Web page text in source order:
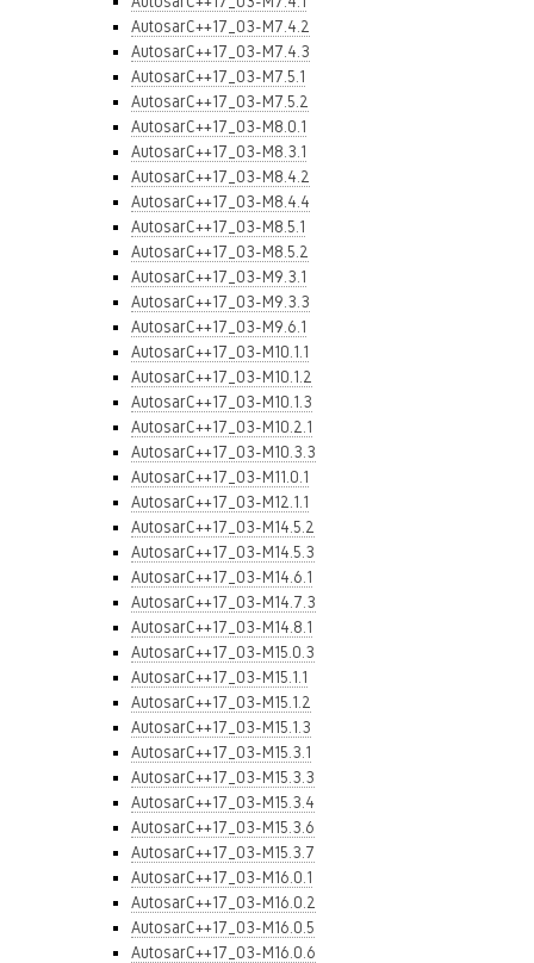
AutosarC++17_03-M7.4.2
AutosarC++17_03-M7.4.3
AutosarC++17_03-M7.5.1
AutosarC++17_03-M7.5.2
AutosarC++17_03-M8.0.1
AutosarC++17_03-M8.3.1
AutosarC++17_03-M8.4.2
AutosarC++17_03-M8.4.4
AutosarC++17_03-M8.5.1
AutosarC++17_03-M8.5.2
AutosarC++17_03-M9.3.1
AutosarC++17_03-M9.3.3
AutosarC++17_03-M9.6.1
AutosarC++17_03-M10.1.1
AutosarC++17_03-M10.1.2
AutosarC++17_03-M10.1.3
AutosarC++17_03-M10.2.1
AutosarC++17_03-M10.3.3
AutosarC++17_03-M11.0.1
AutosarC++17_03-M12.1.1
AutosarC++17_03-M14.5.2
AutosarC++17_03-M14.5.3
AutosarC++17_03-M14.6.1
AutosarC++17_03-M14.7.3
AutosarC++17_03-M14.8.1
AutosarC++17_03-M15.0.3
AutosarC++17_03-M15.1.1
AutosarC++17_03-M15.1.2
AutosarC++17_03-M15.1.3
AutosarC++17_03-M15.3.1
AutosarC++17_03-M15.3.3
AutosarC++17_03-M15.3.4
AutosarC++17_03-M15.3.6
AutosarC++17_03-M15.3.7
AutosarC++17_03-M16.0.1
AutosarC++17_03-M16.0.2
AutosarC++17_03-M16.0.5
AutosarC++17_03-M16.0.6